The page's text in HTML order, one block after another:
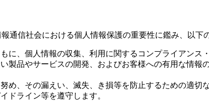
通信社会における個人情報保護の重要性に鑑み、以下
に、個人情報の収集、利用に関するコンプライアンス
製品やサービスの開発、およびお客様への有用な情
め、その漏えい、滅失、き損等を防止するための適切
ドライン等を遵守します。